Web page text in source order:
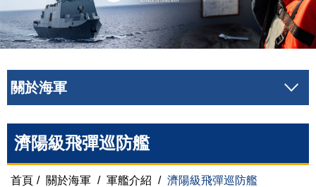
關於海軍
濟陽級飛彈巡防艦
首頁 / 關於海軍 / 軍艦介紹 / 濟陽級飛彈巡防艦